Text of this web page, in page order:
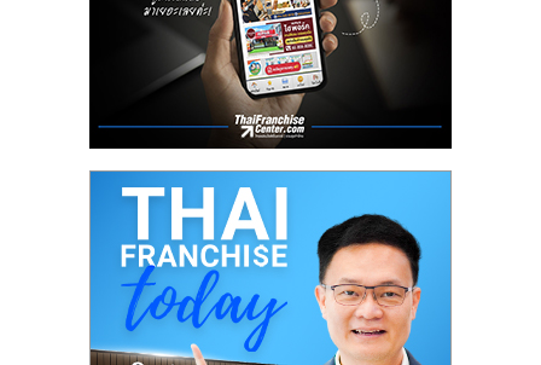
ลงทุน
น้อย
คืน